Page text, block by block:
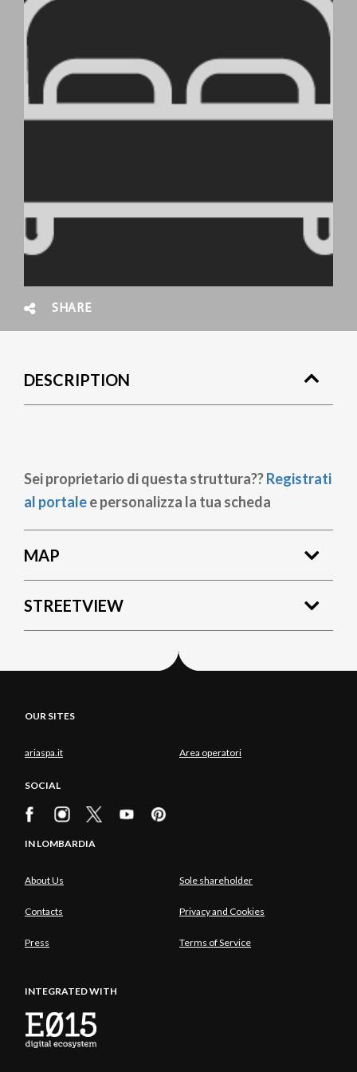
SHARE
DESCRIPTION
Sei proprietario di questa struttura??Registrati
al portalee personalizza la tua scheda
MAP
STREETVIEW
OUR SITES
ariaspa.it Area operatori
SOCIAL
IN LOMBARDIA
About Us Sole shareholder
Contacts Privacy and Cookies
Press Terms of Service
INTEGRATED WITH